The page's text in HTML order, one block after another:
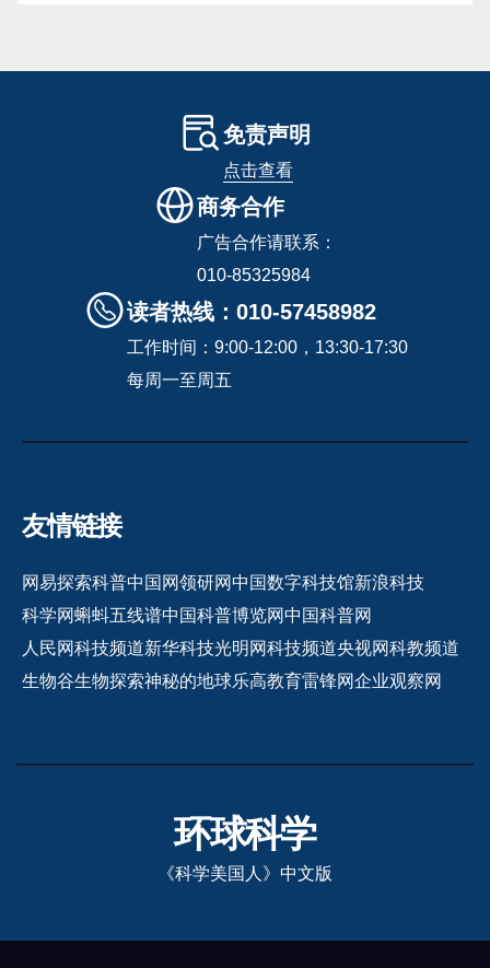
免责声明
点击查看
商务合作
广告合作请联系：
010-85325984
读者热线：010-57458982
工作时间：9:00-12:00，13:30-17:30
每周一至周五
友情链接
网易探索科普中国网领研网中国数字科技馆新浪科技
科学网蝌蚪五线谱中国科普博览网中国科普网
人民网科技频道新华科技光明网科技频道央视网科教频道
生物谷生物探索神秘的地球乐高教育雷锋网企业观察网
环球科学
《科学美国人》中文版